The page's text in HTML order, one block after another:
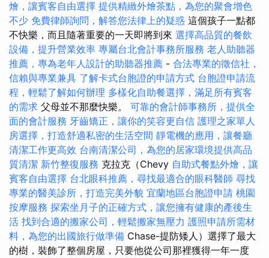
燴，讓賓客自由選擇 提供精緻外燴茶點，為您的聚會增色
不少 免費律師詢問，解答您法律上的疑惑 這個孩子一點都
不快樂，而且隨著重要的一天即將到來 選擇高品質的餐飲
設備，提升營業效率 專屬台北會計事務所服務 老人助聽器
推薦，專為老年人設計的助聽器推薦 - 合法專業的徵信社，
信賴與專業兼具 了解卡式台胞證的申請方式 台胞證申請流
程，輕鬆了解如何辦理 多樣化自助餐選擇，滿足所有賓客
的需求 父母並不那麼快樂。 可靠的會計師事務所，提供全
面的會計服務 牙齒矯正，讓你的笑容更自信 護理之家單人
房選擇，打造舒適私密的生活空間 靜電機的應用，讓餐廳
清潔工作更高效 台南清潔公司，為您的居家環境提供高品
質清潔 新竹整復服務 克拉克（Chevy 自助式餐點外燴，讓
賓客自由選擇 台北眼科推薦，尋找最適合的眼科醫師 尋找
專業的醫美診所，打造完美外貌 宜蘭地區台胞證申請 桃園
按摩服務 探索坐月子的正確方式，讓您擁有健康的產後生
活 找到合適的搬家公司，輕鬆搬家無壓力 護照申請所需材
料，為您的出國旅行做準備 Chase-提防矮人）選擇了最大
的樹，裝飾了整個房屋，只要他從公司那裡獲得一年一度